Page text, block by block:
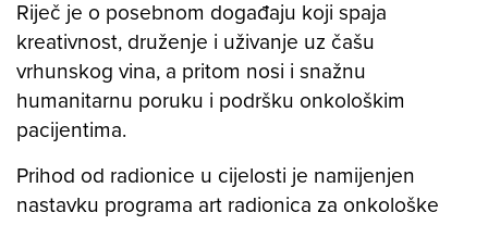
Riječ je o posebnom događaju koji spaja
kreativnost, druženje i uživanje uz čašu
vrhunskog vina, a pritom nosi i snažnu
humanitarnu poruku i podršku onkološkim
pacijentima.
Prihod od radionice u cijelosti je namijenjen
nastavku programa art radionica za onkološke